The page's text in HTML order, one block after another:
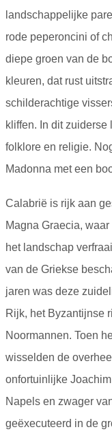
landschappelijke
rode peperoncini of
diepe groen van de
kleuren, dat rust
schilderachtige
kliffen. In dit
folklore en religie.
Madonna met een
Calabrië is rijk aan
Magna Graecia,
het landschap
van de Griekse
jaren was deze
Rijk, het Byzantijnse
Noormannen. Toen
wisselden de
onfortuinlijke
Napels en zwager
geëxecuteerd in de